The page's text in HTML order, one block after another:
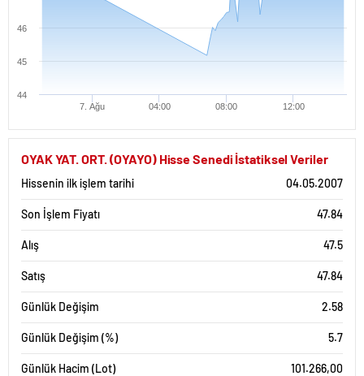
7. Ağu 04:00 08:00 12:00
44
45
46
OYAK YAT. ORT. (OYAYO) Hisse Senedi İstatiksel Veriler
Hissenin ilk işlem tarihi 04.05.2007
Son İşlem Fiyatı 47.84
Alış 47.5
Satış 47.84
Günlük Değişim 2.58
Günlük Değişim (%) 5.7
Günlük Hacim (Lot) 101.266,00